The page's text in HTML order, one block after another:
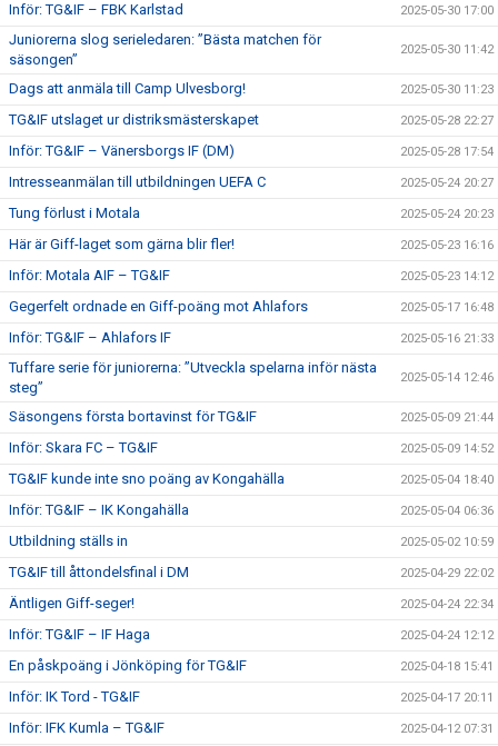
Inför: TG&IF – FBK Karlstad 2025-05-30 17:00
Juniorerna slog serieledaren: ”Bästa matchen för
säsongen”
2025-05-30 11:42
Dags att anmäla till Camp Ulvesborg! 2025-05-30 11:23
TG&IF utslaget ur distriksmästerskapet 2025-05-28 22:27
Inför: TG&IF – Vänersborgs IF (DM) 2025-05-28 17:54
Intresseanmälan till utbildningen UEFA C 2025-05-24 20:27
Tung förlust i Motala 2025-05-24 20:23
Här är Giff-laget som gärna blir fler! 2025-05-23 16:16
Inför: Motala AIF – TG&IF 2025-05-23 14:12
Gegerfelt ordnade en Giff-poäng mot Ahlafors 2025-05-17 16:48
Inför: TG&IF – Ahlafors IF 2025-05-16 21:33
Tuffare serie för juniorerna: ”Utveckla spelarna inför nästa
steg”
2025-05-14 12:46
Säsongens första bortavinst för TG&IF 2025-05-09 21:44
Inför: Skara FC – TG&IF 2025-05-09 14:52
TG&IF kunde inte sno poäng av Kongahälla 2025-05-04 18:40
Inför: TG&IF – IK Kongahälla 2025-05-04 06:36
Utbildning ställs in 2025-05-02 10:59
TG&IF till åttondelsfinal i DM 2025-04-29 22:02
Äntligen Giff-seger! 2025-04-24 22:34
Inför: TG&IF – IF Haga 2025-04-24 12:12
En påskpoäng i Jönköping för TG&IF 2025-04-18 15:41
Inför: IK Tord - TG&IF 2025-04-17 20:11
Inför: IFK Kumla – TG&IF 2025-04-12 07:31